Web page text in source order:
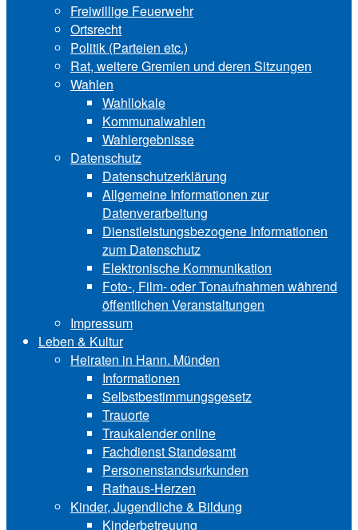
Freiwillige Feuerwehr
Ortsrecht
Politik (Parteien etc.)
Rat, weitere Gremien und deren Sitzungen
Wahlen
Wahllokale
Kommunalwahlen
Wahlergebnisse
Datenschutz
Datenschutzerklärung
Allgemeine Informationen zur
Datenverarbeitung
Dienstleistungsbezogene Informationen
zum Datenschutz
Elektronische Kommunikation
Foto-, Film- oder Tonaufnahmen während
öffentlichen Veranstaltungen
Impressum
Leben & Kultur
Heiraten in Hann. Münden
Informationen
Selbstbestimmungsgesetz
Trauorte
Traukalender online
Fachdienst Standesamt
Personenstandsurkunden
Rathaus-Herzen
Kinder, Jugendliche & Bildung
Kinderbetreuung